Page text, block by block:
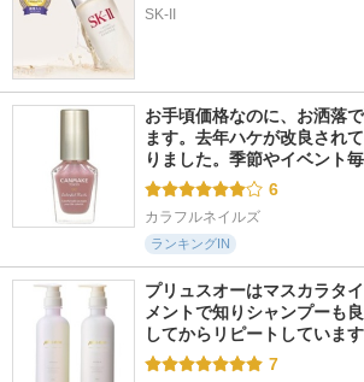
SK-II
お手頃価格なのに、お洒落
ます。去年ハケが改良され
りました。季節やイベント
6
カラフルネイルズ
ランキングIN
プリュスオーはマスカラタ
メントで知りシャンプーも
してからリピートしていま
7